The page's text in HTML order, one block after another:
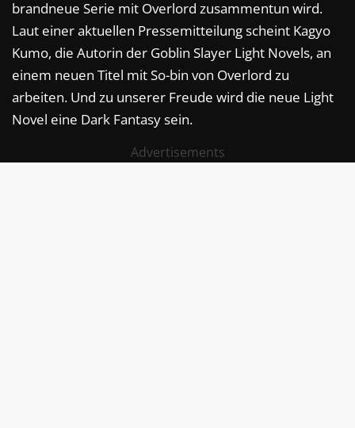
brandneue Serie mit Overlord zusammentun wird.
Laut einer aktuellen Pressemitteilung scheint Kagyo
Kumo, die Autorin der Goblin Slayer Light Novels, an
einem neuen Titel mit So-bin von Overlord zu
arbeiten. Und zu unserer Freude wird die neue Light
Novel eine Dark Fantasy sein.
Advertisements